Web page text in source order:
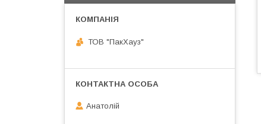
ТОВ "ПакХауз"
Анатолій